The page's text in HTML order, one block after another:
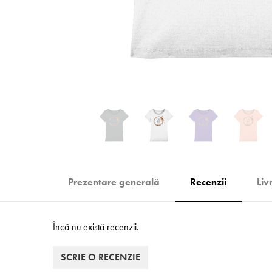
Prezentare generală Recenzii
Încă nu există recenzii.
SCRIE O RECENZIE